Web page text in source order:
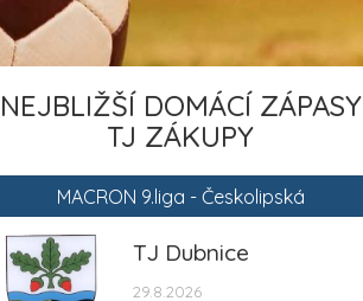
NEJBLIŽŠÍ DOMÁCÍ ZÁPASY
TJ ZÁKUPY
MACRON 9.liga - Českolipská
TJ Dubnice
29.8.2026